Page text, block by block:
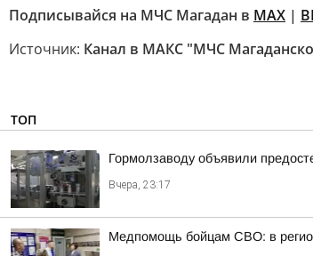
Подписывайся на МЧС Магадан в МАХ |
Источник: Канал в МАКС "МЧС
ТОП
Гормолзаводу объявили
Вчера, 23:17
Медпомощь бойцам СВО: в